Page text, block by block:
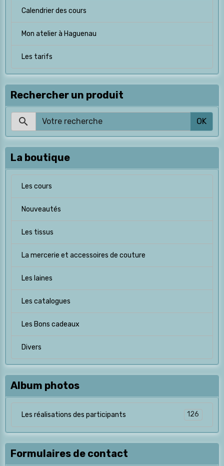
Calendrier des cours
Mon atelier à Haguenau
Les tarifs
Rechercher un produit
OK
La boutique
Les cours
Nouveautés
Les tissus
La mercerie et accessoires de couture
Les laines
Les catalogues
Les Bons cadeaux
Divers
Album photos
Les réalisations des participants 126
Formulaires de contact